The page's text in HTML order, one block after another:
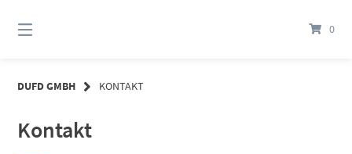
zum
Inhalt
0
DUFD GMBH KONTAKT
Kontakt